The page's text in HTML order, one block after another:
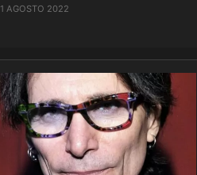
1 AGOSTO 2022